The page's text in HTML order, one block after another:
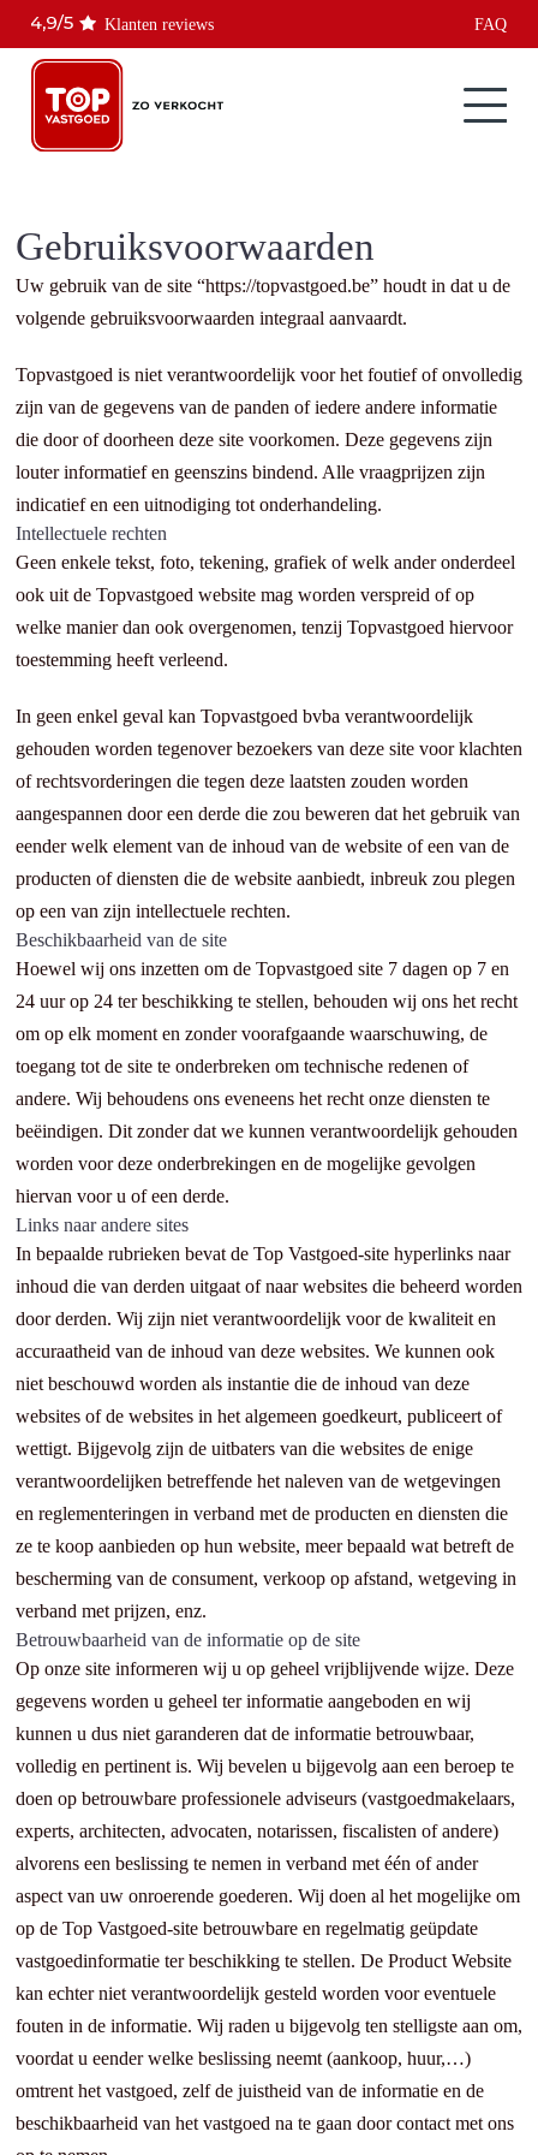
Klanten reviews FAQ
Gebruiksvoorwaarden
Uw gebruik van de site “https://topvastgoed.be” houdt in dat u de
volgende gebruiksvoorwaarden integraal aanvaardt.
Topvastgoed is niet verantwoordelijk voor het foutief of onvolledig
zijn van de gegevens van de panden of iedere andere informatie
die door of doorheen deze site voorkomen. Deze gegevens zijn
louter informatief en geenszins bindend. Alle vraagprijzen zijn
indicatief en een uitnodiging tot onderhandeling.
Intellectuele rechten
Geen enkele tekst, foto, tekening, grafiek of welk ander onderdeel
ook uit de Topvastgoed website mag worden verspreid of op
welke manier dan ook overgenomen, tenzij Topvastgoed hiervoor
toestemming heeft verleend.
In geen enkel geval kan Topvastgoed bvba verantwoordelijk
gehouden worden tegenover bezoekers van deze site voor klachten
of rechtsvorderingen die tegen deze laatsten zouden worden
aangespannen door een derde die zou beweren dat het gebruik van
eender welk element van de inhoud van de website of een van de
producten of diensten die de website aanbiedt, inbreuk zou plegen
op een van zijn intellectuele rechten.
Beschikbaarheid van de site
Hoewel wij ons inzetten om de Topvastgoed site 7 dagen op 7 en
24 uur op 24 ter beschikking te stellen, behouden wij ons het recht
om op elk moment en zonder voorafgaande waarschuwing, de
toegang tot de site te onderbreken om technische redenen of
andere. Wij behoudens ons eveneens het recht onze diensten te
beëindigen. Dit zonder dat we kunnen verantwoordelijk gehouden
worden voor deze onderbrekingen en de mogelijke gevolgen
hiervan voor u of een derde.
Links naar andere sites
In bepaalde rubrieken bevat de Top Vastgoed-site hyperlinks naar
inhoud die van derden uitgaat of naar websites die beheerd worden
door derden. Wij zijn niet verantwoordelijk voor de kwaliteit en
accuraatheid van de inhoud van deze websites. We kunnen ook
niet beschouwd worden als instantie die de inhoud van deze
websites of de websites in het algemeen goedkeurt, publiceert of
wettigt. Bijgevolg zijn de uitbaters van die websites de enige
verantwoordelijken betreffende het naleven van de wetgevingen
en reglementeringen in verband met de producten en diensten die
ze te koop aanbieden op hun website, meer bepaald wat betreft de
bescherming van de consument, verkoop op afstand, wetgeving in
verband met prijzen, enz.
Betrouwbaarheid van de informatie op de site
Op onze site informeren wij u op geheel vrijblijvende wijze. Deze
gegevens worden u geheel ter informatie aangeboden en wij
kunnen u dus niet garanderen dat de informatie betrouwbaar,
volledig en pertinent is. Wij bevelen u bijgevolg aan een beroep te
doen op betrouwbare professionele adviseurs (vastgoedmakelaars,
experts, architecten, advocaten, notarissen, fiscalisten of andere)
alvorens een beslissing te nemen in verband met één of ander
aspect van uw onroerende goederen. Wij doen al het mogelijke om
op de Top Vastgoed-site betrouwbare en regelmatig geüpdate
vastgoedinformatie ter beschikking te stellen. De Product Website
kan echter niet verantwoordelijk gesteld worden voor eventuele
fouten in de informatie. Wij raden u bijgevolg ten stelligste aan om,
voordat u eender welke beslissing neemt (aankoop, huur,…)
omtrent het vastgoed, zelf de juistheid van de informatie en de
beschikbaarheid van het vastgoed na te gaan door contact met ons